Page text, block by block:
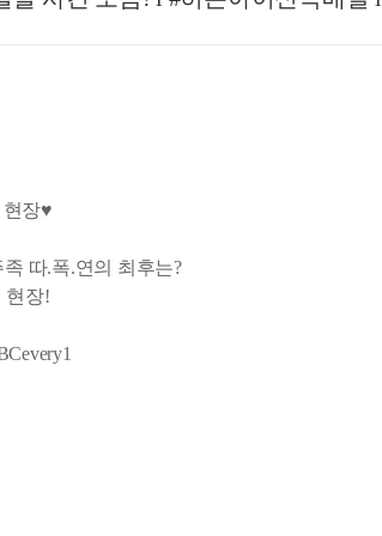
현장♥
따.폭.연의 최후는?
현장!